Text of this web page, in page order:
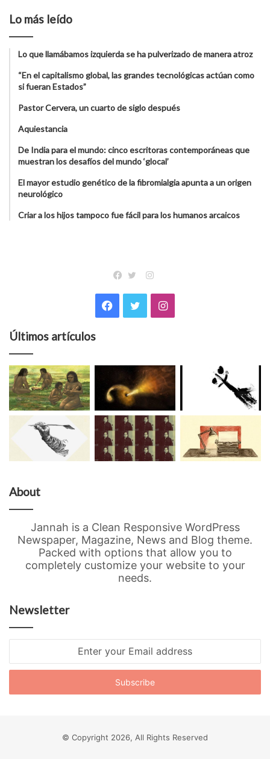
Lo más leído
Lo que llamábamos izquierda se ha pulverizado de manera atroz
“En el capitalismo global, las grandes tecnológicas actúan como
si fueran Estados”
Pastor Cervera, un cuarto de siglo después
Aquiestancia
De India para el mundo: cinco escritoras contemporáneas que
muestran los desafíos del mundo ‘glocal’
El mayor estudio genético de la fibromialgia apunta a un origen
neurológico
Criar a los hijos tampoco fue fácil para los humanos arcaicos
Instagram
Facebook
TwitterInstagram
Últimos artículos
About
Jannah is a Clean Responsive WordPress
Newspaper, Magazine, News and Blog theme.
Packed with options that allow you to
completely customize your website to your
needs.
Newsletter
Email
© Copyright 2026, All Rights Reserved